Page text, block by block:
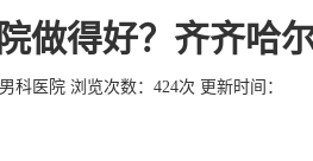
做得好？齐齐哈
科医院浏览次数： 424次 更新时间：